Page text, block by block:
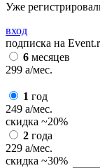
Уже
вход
подписка на
6 месяцев
299 a/мес.
1 год
249 a/мес.
скидка ~20%
2 года
229 a/мес.
скидка ~30%